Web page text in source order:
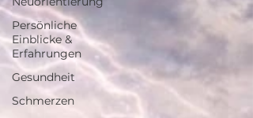
Persönliche
Einblicke &
Erfahrungen
Gesundheit
Schmerzen